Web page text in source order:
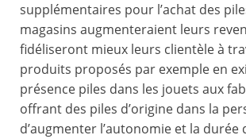
supplémentaires pour l’achat des
magasins augmenteraient leurs
fidéliseront mieux leurs clientèle à
produits proposés par exemple en
présence piles dans les jouets aux
offrant des piles d’origine dans la
d’augmenter l’autonomie et la durée